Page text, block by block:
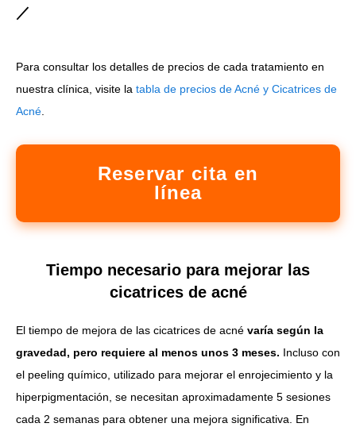
／
Para consultar los detalles de precios de cada tratamiento en
nuestra clínica, visite la tabla de precios de Acné y Cicatrices de
Acné
Reservar cita en
línea
Tiempo necesario para mejorar las
cicatrices de acné
El tiempo de mejora de las cicatrices de acné varía según la
gravedad, pero requiere al menos unos 3 meses. Incluso con
el peeling químico, utilizado para mejorar el enrojecimiento y la
hiperpigmentación, se necesitan aproximadamente 5 sesiones
cada 2 semanas para obtener una mejora significativa. En